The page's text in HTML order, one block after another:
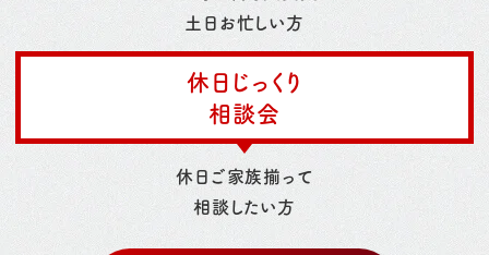
土日お忙しい方
休日じっくり
相談会
休日ご家族揃って
相談したい方